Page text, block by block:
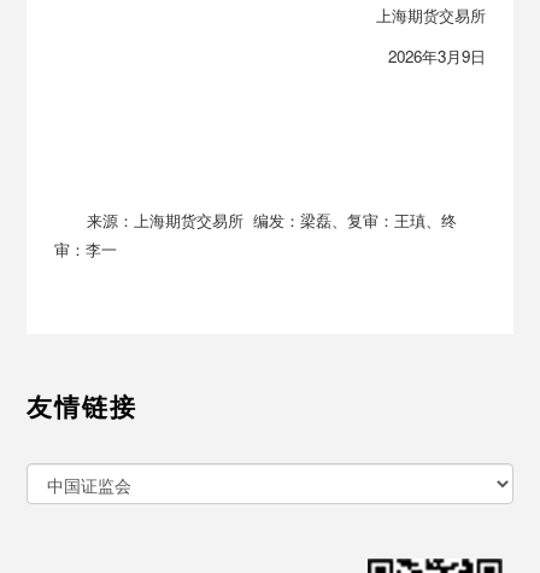
上海期货交易所
2026年3月9日
来源：上海期货交易所 编发：梁磊、复审：王瑱、终
审：李一
友情链接